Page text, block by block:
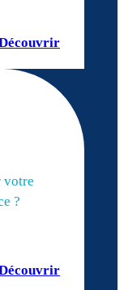
votre
?